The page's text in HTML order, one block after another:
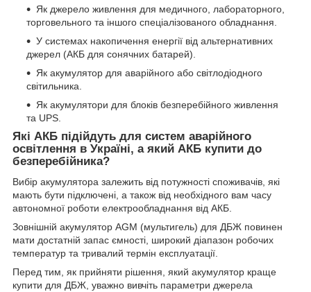
Як джерело живлення для медичного, лабораторного,
торговельного та іншого спеціалізованого обладнання.
У системах накопичення енергії від альтернативних
джерел (АКБ для сонячних батарей).
Як акумулятор для аварійного або світлодіодного
світильника.
Як акумулятори для блоків безперебійного живлення
та UPS.
Які АКБ підійдуть для систем аварійного
освітлення в Україні, а який АКБ купити до
безперебійника?
Вибір акумулятора залежить від потужності споживачів, які
мають бути підключені, а також від необхідного вам часу
автономної роботи електрообладнання від АКБ.
Зовнішній акумулятор AGM (мультигель) для ДБЖ повинен
мати достатній запас ємності, широкий діапазон робочих
температур та тривалий термін експлуатації.
Перед тим, як прийняти рішення, який акумулятор краще
купити для ДБЖ, уважно вивчіть параметри джерела